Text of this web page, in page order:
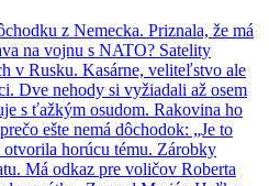
z Nemecka. Priznala, že má
na vojnu s NATO? Satelity
v Rusku. Kasárne, veliteľstvo ale
Dve nehody si vyžiadali až osem
s ťažkým osudom. Rakovina ho
ešte nemá dôchodok: „Je to
horúcu tému. Zárobky
Má odkaz pre voličov Roberta